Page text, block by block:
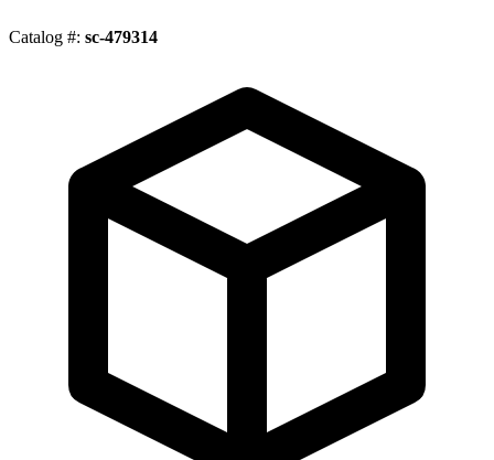
Catalog #: sc-479314